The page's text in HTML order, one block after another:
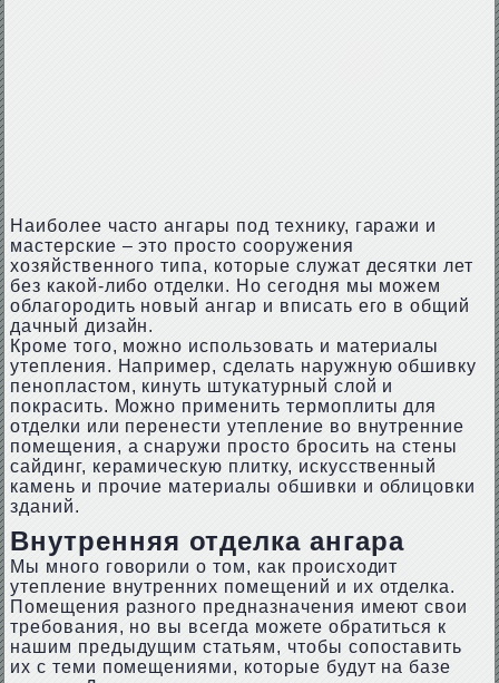
Наиболее часто ангары под технику, гаражи и
мастерские – это просто сооружения
хозяйственного типа, которые служат десятки лет
без какой-либо отделки. Но сегодня мы можем
облагородить новый ангар и вписать его в общий
дачный дизайн.
Кроме того, можно использовать и материалы
утепления. Например, сделать наружную обшивку
пенопластом, кинуть штукатурный слой и
покрасить. Можно применить термоплиты для
отделки или перенести утепление во внутренние
помещения, а снаружи просто бросить на стены
сайдинг, керамическую плитку, искусственный
камень и прочие материалы обшивки и облицовки
зданий.
Внутренняя отделка ангара
Мы много говорили о том, как происходит
утепление внутренних помещений и их отделка.
Помещения разного предназначения имеют свои
требования, но вы всегда можете обратиться к
нашим предыдущим статьям, чтобы сопоставить
их с теми помещениями, которые будут на базе